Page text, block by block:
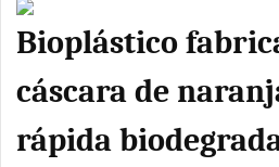
Bioplástico
cáscara de
rápida